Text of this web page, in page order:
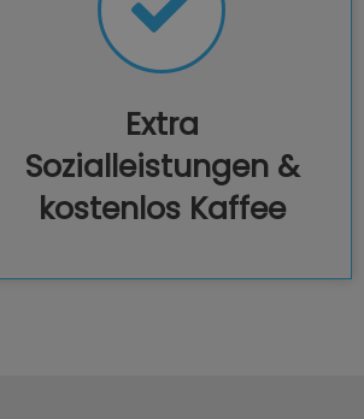
Extra
Sozialleistungen &
kostenlos Kaffee